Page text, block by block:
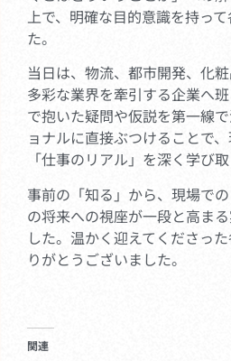
上で、明確な目的意識を持っ
た。
当日は、物流、都市開発、化
多彩な業界を牽引する企業へ
で抱いた疑問や仮説を第一線
ョナルに直接ぶつけることで
「仕事のリアル」を深く学び取
事前の「知る」から、現場で
の将来への視座が一段と高ま
した。温かく迎えてくださっ
りがとうございました。
関連